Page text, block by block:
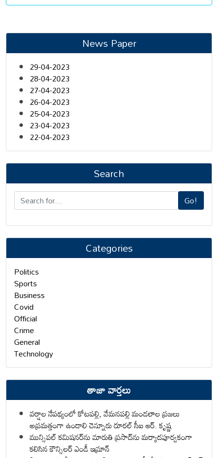
News Paper
29-04-2023
28-04-2023
27-04-2023
26-04-2023
25-04-2023
23-04-2023
22-04-2023
Search
Go!
Categories
Politics
Sports
Business
Covid
Official
Crime
General
Technology
తాజా వార్తలు
వర్షాల నేపథ్యంలో కోటపల్లి, వేమనపల్లి మండలాల ప్రజలు
అప్రమత్తంగా ఉండాలి చెన్నూరు రూరల్ సీఐ ఆర్. కృష్ణ
మున్సిపల్ కమిషనర్‌ను మారుతి ప్రసాద్‌ను మర్యాదపూర్వకంగా
కలిసిన కౌన్సిలర్ ఎండీ ఇమ్రాన్ ​